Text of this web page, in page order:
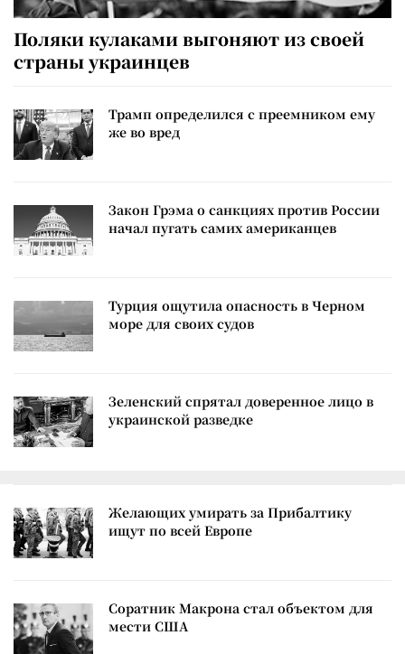
Поляки кулаками выгоняют из своей
страны украинцев
Трамп определился с преемником ему
же во вред
Закон Грэма о санкциях против России
начал пугать самих американцев
Турция ощутила опасность в Черном
море для своих судов
Зеленский спрятал доверенное лицо в
украинской разведке
Желающих умирать за Прибалтику
ищут по всей Европе
Соратник Макрона стал объектом для
мести США